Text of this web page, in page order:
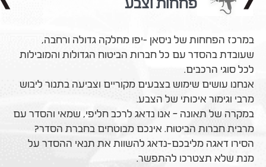
פחחות וצבע
במרכז הפחחות של ניסאן -יפו מחלקה גדולה ורחבה,
שעובדת בהסדר עם כל חברות הביטוח הגדולות והמובילות
לכל סוגי הרכבים.
אנחנו עושים שימוש בצבעים מקוריים וצביעה בתנור ליבוש
מרבי וגימור איכותי של הצבע.
במקרה של תאונה – אנו נדאג לרכב חליפי, שמאי והסדר עם
מרבית חברות הביטוח. אינכם מבוטחים בחברת הסדר?
הסירו דאגה מליבכם-נדאג להשוות את תנאי ההסדר על
מנת שלא תצטרכו להתפשר.